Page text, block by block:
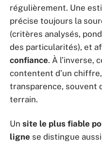
régulièrement. Une
précise toujours la
(critères analysés,
des particularités), et
confiance. À l’inverse,
contentent d’un
transparence, souvent
terrain.
Un site le plus fiable
ligne se distingue